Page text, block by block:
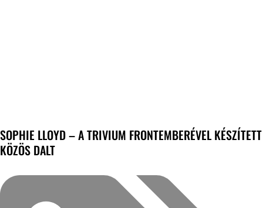
SOPHIE LLOYD – A TRIVIUM FRONTEMBERÉVEL KÉSZÍTETT
KÖZÖS DALT